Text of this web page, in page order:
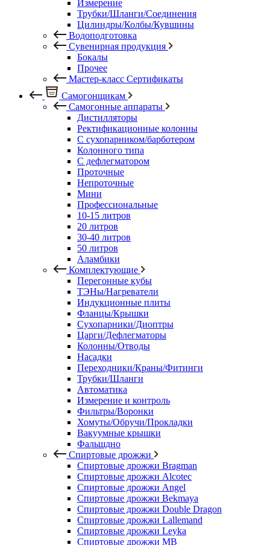
Измерение
Трубки/Шланги/Соединения
Цилиндры/Колбы/Кувшины
Водоподготовка
Сувенирная продукция
Бокалы
Прочее
Мастер-класс Сертификаты
Самогонщикам
Самогонные аппараты
Дистилляторы
Ректификационные колонны
С сухопарником/барботером
Колонного типа
С дефлегматором
Проточные
Непроточные
Мини
Профессиональные
10-15 литров
20 литров
30-40 литров
50 литров
Аламбики
Комплектующие
Перегонные кубы
ТЭНы/Нагреватели
Индукционные плиты
Фланцы/Крышки
Сухопарники/Диоптры
Царги/Дефлегматоры
Колонны/Отводы
Насадки
Переходники/Краны/Фитинги
Трубки/Шланги
Автоматика
Измерение и контроль
Фильтры/Воронки
Хомуты/Обручи/Прокладки
Вакуумные крышки
Фальшдно
Спиртовые дрожжи
Спиртовые дрожжи Bragman
Спиртовые дрожжи Alcotec
Спиртовые дрожжи Angel
Спиртовые дрожжи Bekmaya
Спиртовые дрожжи Double Dragon
Спиртовые дрожжи Lallemand
Спиртовые дрожжи Leyka
Спиртовые дрожжи MB